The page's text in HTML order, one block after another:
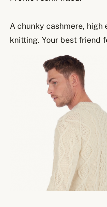
A chunky cashmere, high
knitting. Your best friend